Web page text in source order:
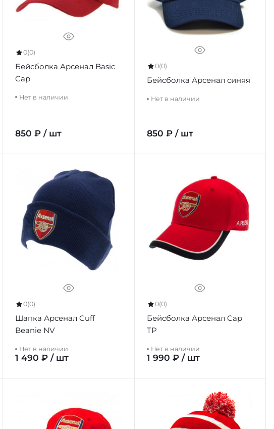
0(0)
Бейсболка Арсенал Basic
Cap
Нет в наличии
850 ₽ / шт
0(0)
Бейсболка Арсенал синяя
Нет в наличии
850 ₽ / шт
0(0)
Шапка Арсенал Cuff
Beanie NV
Нет в наличии
1 490 ₽ / шт
0(0)
Бейсболка Арсенал Cap
TP
Нет в наличии
1 990 ₽ / шт